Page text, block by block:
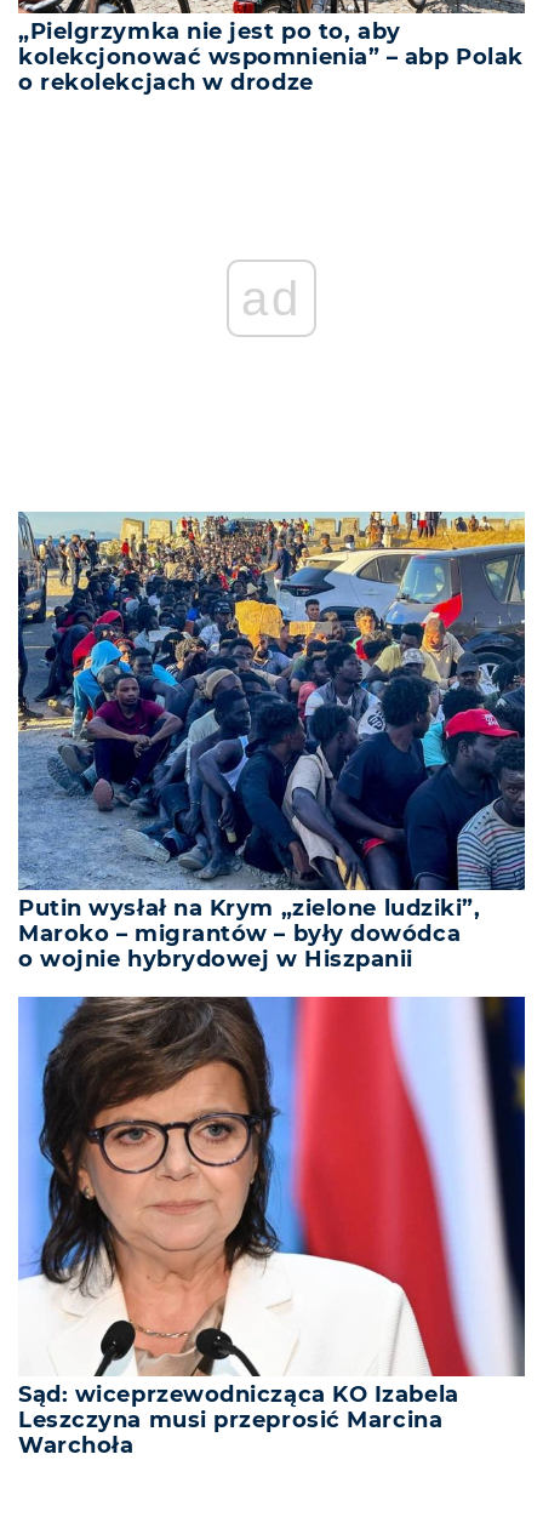
„Pielgrzymka nie jest po to, aby
kolekcjonować wspomnienia” – abp Polak
o rekolekcjach w drodze
ad
Putin wysłał na Krym „zielone ludziki”,
Maroko – migrantów – były dowódca
o wojnie hybrydowej w Hiszpanii
Sąd: wiceprzewodnicząca KO Izabela
Leszczyna musi przeprosić Marcina
Warchoła